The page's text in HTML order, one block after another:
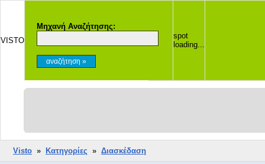
VISTO
Μηχανή Αναζήτησης:
spot
loading...
Visto » Κατηγορίες » Διασκέδαση